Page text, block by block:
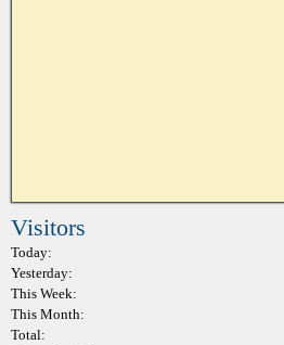
Visitors
Today:
Yesterday:
This Week:
This Month:
Total: